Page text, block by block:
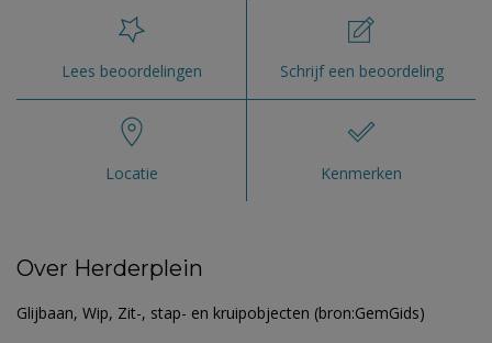
Lees beoordelingen Schrijf een beoordeling
Locatie Kenmerken
Over Herderplein
Glijbaan, Wip, Zit-, stap- en kruipobjecten (bron:GemGids)